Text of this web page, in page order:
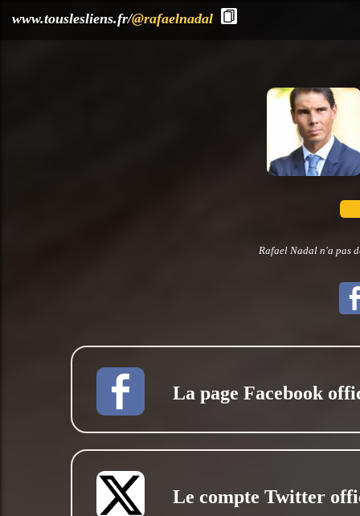
www.touslesliens.fr/@rafaelnadal
Rafael Nadal n'a pas
La page Facebook
Le compte Twitter